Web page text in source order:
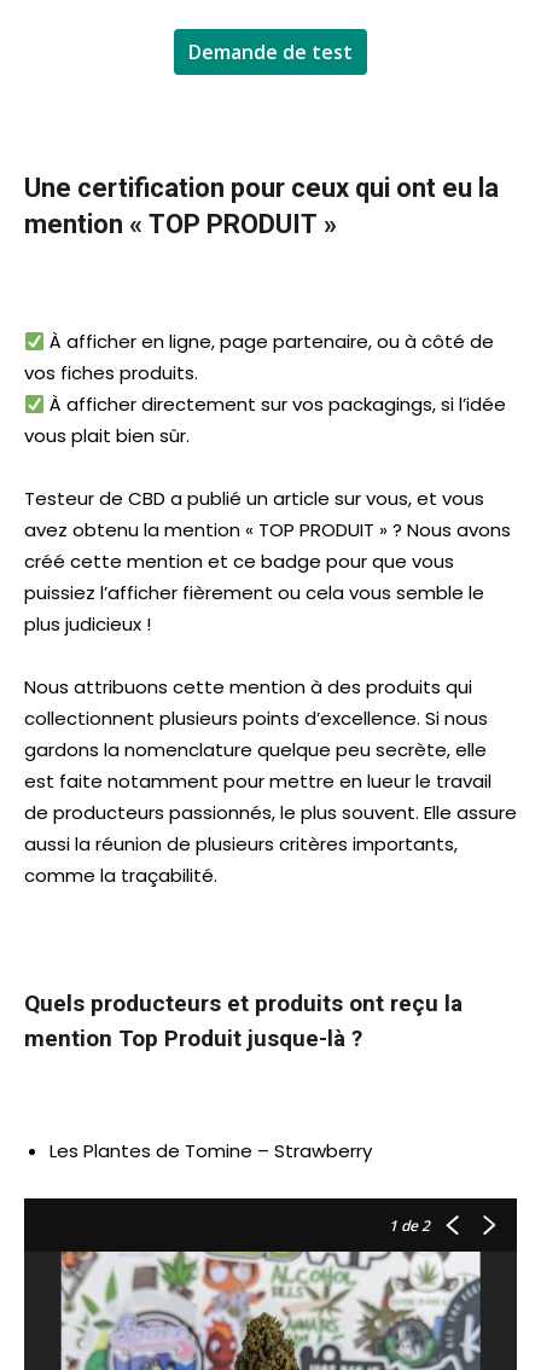
Demande de test
Une certification pour ceux qui ont eu la
mention « TOP PRODUIT »
À afficher en ligne, page partenaire, ou à côté de
vos fiches produits.
À afficher directement sur vos packagings, si l’idée
vous plait bien sûr.
Testeur de CBD a publié un article sur vous, et vous
avez obtenu la mention « TOP PRODUIT » ? Nous avons
créé cette mention et ce badge pour que vous
puissiez l’afficher fièrement ou cela vous semble le
plus judicieux !
Nous attribuons cette mention à des produits qui
collectionnent plusieurs points d’excellence. Si nous
gardons la nomenclature quelque peu secrète, elle
est faite notamment pour mettre en lueur le travail
de producteurs passionnés, le plus souvent. Elle assure
aussi la réunion de plusieurs critères importants,
comme la traçabilité.
Quels producteurs et produits ont reçu la
mention Top Produit jusque-là ?
Les Plantes de Tomine – Strawberry
1 de 2